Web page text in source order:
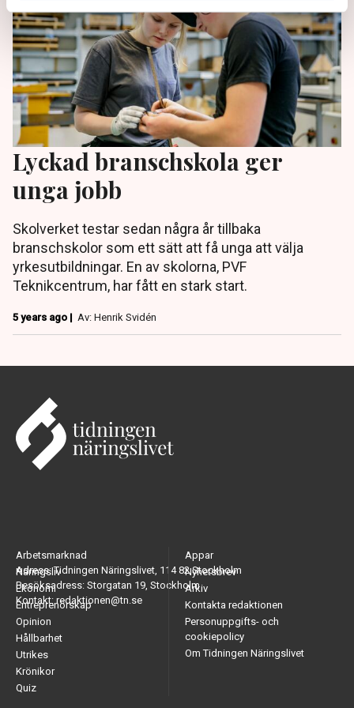
Lyckad branschskola ger
unga jobb
Skolverket testar sedan några år tillbaka
branschskolor som ett sätt att få unga att välja
yrkesutbildningar. En av skolorna, PVF
Teknikcentrum, har fått en stark start.
5 years ago | Av: Henrik Svidén
Adress: Tidningen Näringslivet, 114 82 Stockholm
Besöksadress: Storgatan 19, Stockholm
Kontakt: redaktionen@tn.se
Arbetsmarknad
Näringsliv
Ekonomi
Entreprenörskap
Opinion
Hållbarhet
Utrikes
Krönikor
Quiz
Appar
Nyhetsbrev
Arkiv
Kontakta redaktionen
Personuppgifts- och
cookiepolicy
Om Tidningen Näringslivet